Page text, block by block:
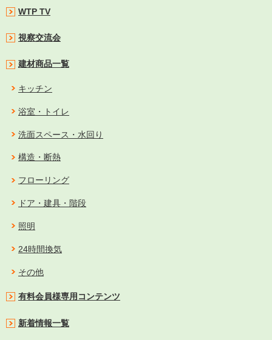
WTP TV
視察交流会
建材商品一覧
キッチン
浴室・トイレ
洗面スペース・水回り
構造・断熱
フローリング
ドア・建具・階段
照明
24時間換気
その他
有料会員様専用コンテンツ
新着情報一覧